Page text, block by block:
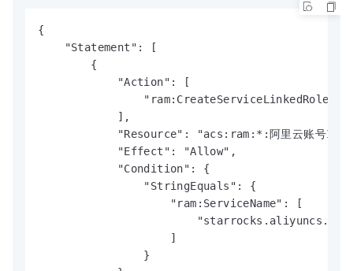
{
    "Statement": [
        {
            "Action": [
                "ram:CreateServiceLinkedRole"
            ],
"Resource": "acs:ram:*:阿里云账号
            "Effect": "Allow",
            "Condition": {
                "StringEquals": {
                    "ram:ServiceName": [
                    ]
                }